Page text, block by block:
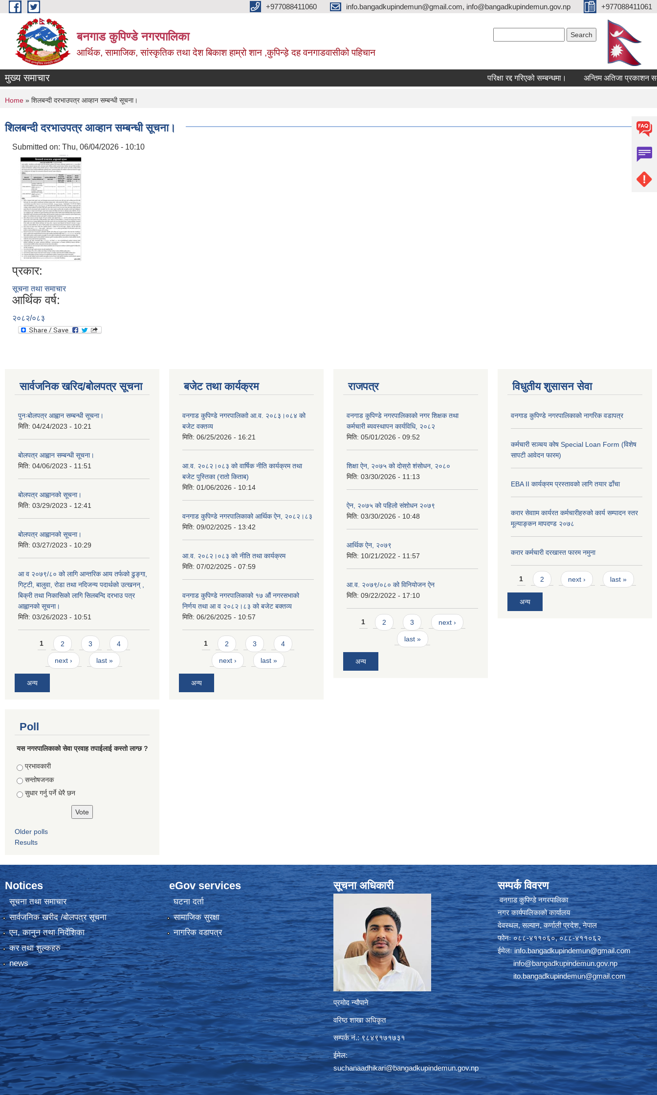
Skip to main content +977088411060 info.bangadkupindemun@gmail.com, info@bangadkupindemun.gov.np +977088411061
बनगाड कुपिण्डे नगरपालिका
आर्थिक, सामाजिक, सांस्कृतिक तथा देश बिकाश हाम्रो शान ,कुपिन्ड़े दह वनगाडवासीको पहिचान
मुख्य समाचार परिक्षा रद्द गरिएको सम्बन्धमा। अन्तिम अतिजा प्रकाशन
You are here
Home » शिलबन्दी दरभाउपत्र आव्हान सम्बन्धी सूचना।
शिलबन्दी दरभाउपत्र आव्हान सम्बन्धी सूचना।
Submitted on: Thu, 06/04/2026 - 10:10
प्रकार:
सूचना तथा समाचार
आर्थिक वर्ष:
२०८२/०८३
सार्वजनिक खरिद/बोलपत्र सूचना
पुनःबोलपत्र आह्वान सम्बन्धी सूचना।
मिति: 04/24/2023 - 10:21
बोलपत्र आह्वान सम्बन्धी सूचना।
मिति: 04/06/2023 - 11:51
बोलपत्र आह्वानको सूचना।
मिति: 03/29/2023 - 12:41
बोलपत्र आह्वानको सूचना।
मिति: 03/27/2023 - 10:29
आ व २०७९/८० को लागि आन्तरिक आय तर्फको ढुङ्गा,
गिट्टी, बालुवा, रोडा तथा नदिजन्य पदार्थको उत्खनन् ,
बिक्री तथा निकासिको लागि सिलबन्दि दरभाउ पत्र
आह्वानको सूचना।
मिति: 03/26/2023 - 10:51
Pages
1 2 3 4
next › last »
अन्य
बजेट तथा कार्यक्रम
वनगाड कुपिण्डे नगरपालिकाो आ.व. २०८३।०८४ को
बजेट वक्तव्य
मिति: 06/25/2026 - 16:21
आ.व. २०८२।०८३ को वार्षिक नीति कार्यक्रम तथा
बजेट पुस्तिका (रातो किताब)
मिति: 01/06/2026 - 10:14
वनगाड कुपिण्डे नगरपालिकाको आर्थिक ऐन, २०८२।८३
मिति: 09/02/2025 - 13:42
आ.व. २०८२।०८३ को नीति तथा कार्यक्रम
मिति: 07/02/2025 - 07:59
वनगाड कुपिण्डे नगरपालिकाको १७ ‍औं नगरसभाको
निर्णय तथा आ व २०८२।८३ को बजेट बक्तव्य
मिति: 06/26/2025 - 10:57
Pages
1 2 3 4
next › last »
अन्य
राजपत्र
वनगाड कुपिण्डे नगरपालिकाको नगर शिक्षक तथा
कर्मचारी ब्यवस्थापन कार्यविधि, २०८२
मिति: 05/01/2026 - 09:52
शिक्षा ऐन, २०७५ को दोस्रो शंसोधन, २०८०
मिति: 03/30/2026 - 11:13
ऐन, २०७५ को पहिलो संशोधन २०७९
मिति: 03/30/2026 - 10:48
आर्थिक ऐन, २०७९
मिति: 10/21/2022 - 11:57
आ.व. २०७९/०८० को विनियोजन ऐन
मिति: 09/22/2022 - 17:10
Pages
1 2 3 next ›
last »
अन्य
विधुतीय शुसासन सेवा
वनगाड कुपिण्डे नगरपालिकाको नागरिक वडापत्र
कर्मचारी सञ्चय कोष Special Loan Form (विशेष
सापटी आवेदन फारम)
EBA II कार्यक्रम प्रस्तावको लागि तयार ढाँचा
करार सेवााम कार्यरत कर्मचारीहरुको कार्य सम्पादन स्तर
मूल्याङ्कन मापदण्ड २०७८
करार कर्मचारी दरखास्त फारम नमुना
Pages
1 2 next › last »
अन्य
Poll
यस नगरपालिकाको सेवा प्रवाह तपाईलाई कस्तो लाग्छ ?
Choices
प्रभावकारी
सन्तोषजनक
सुधार गर्नु पर्ने धेरै छन
Older polls
Results
Notices
सूचना तथा समाचार
सार्वजनिक खरीद /बोलपत्र सूचना
एन, कानुन तथा निर्देशिका
कर तथा शुल्कहरु
news
eGov services
घटना दर्ता
सामाजिक सुरक्षा
नागरिक वडापत्र
सूचना अधिकारी
प्रमोद न्यौपाने
वरिष्ठ शाखा अधिकृत
सम्पर्क नं.: ९८४९१७१७३१
ईमेल:
suchanaadhikari@bangadkupindemun.gov.np
सम्पर्क विवरण
वनगाड कुपिण्डे नगरपालिका
नगर कार्यपालिकाको कार्यालय
देवस्थल, सल्यान, कर्णाली प्रदेश, नेपाल
फोनः ०८८-४११०६०, ०८८-४११०६२
ईमेलःinfo.bangadkupindemun@gmail.com
info@bangadkupindemun.gov.np
ito.bangadkupindemun@gmail.com